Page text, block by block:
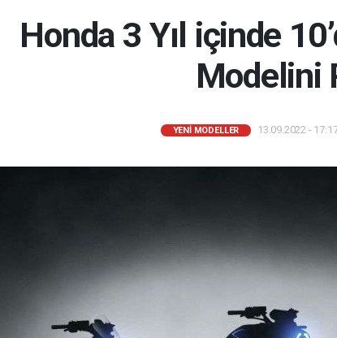
Honda 3 Yıl içinde
Modelini
YENI MODELLER 13.09.2022 -